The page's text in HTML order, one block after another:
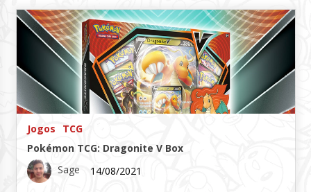
Jogos
TCG
Pokémon TCG: Dragonite V Box
Sage
14/08/2021